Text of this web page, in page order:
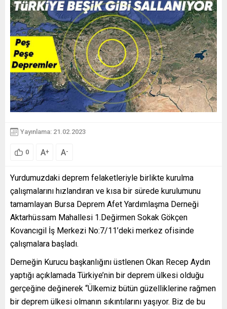
Yayınlama: 21.02.2023
0 A+ A-
Yurdumuzdaki deprem felaketleriyle birlikte kurulma
çalışmalarını hızlandıran ve kısa bir sürede kurulumunu
tamamlayan Bursa Deprem Afet Yardımlaşma Derneği
Aktarhüssam Mahallesi 1.Değirmen Sokak Gökçen
Kovancıgil İş Merkezi No:7/11’deki merkez ofisinde
çalışmalara başladı.
Derneğin Kurucu başkanlığını üstlenen Okan Recep Aydın
yaptığı açıklamada Türkiye’nin bir deprem ülkesi olduğu
gerçeğine değinerek “Ülkemiz bütün güzelliklerine rağmen
bir deprem ülkesi olmanın sıkıntılarını yaşıyor. Biz de bu